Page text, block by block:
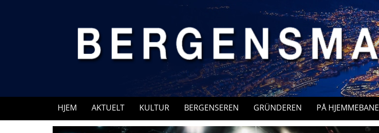
HJEM AKTUELT KULTUR BERGENSEREN GRÜNDEREN PÅ HJEMMEBANE